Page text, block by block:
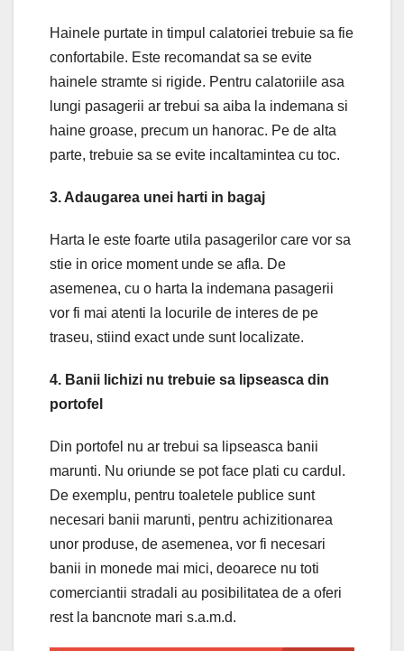
Hainele purtate in timpul calatoriei trebuie sa fie
confortabile. Este recomandat sa se evite
hainele stramte si rigide. Pentru calatoriile asa
lungi pasagerii ar trebui sa aiba la indemana si
haine groase, precum un hanorac. Pe de alta
parte, trebuie sa se evite incaltamintea cu toc.
3. Adaugarea unei harti in bagaj
Harta le este foarte utila pasagerilor care vor sa
stie in orice moment unde se afla. De
asemenea, cu o harta la indemana pasagerii
vor fi mai atenti la locurile de interes de pe
traseu, stiind exact unde sunt localizate.
4. Banii lichizi nu trebuie sa lipseasca din
portofel
Din portofel nu ar trebui sa lipseasca banii
marunti. Nu oriunde se pot face plati cu cardul.
De exemplu, pentru toaletele publice sunt
necesari banii marunti, pentru achizitionarea
unor produse, de asemenea, vor fi necesari
banii in monede mai mici, deoarece nu toti
comerciantii stradali au posibilitatea de a oferi
rest la bancnote mari s.a.m.d.